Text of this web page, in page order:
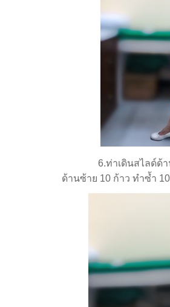
6.ท่าเดินสไลด์ด้านข้า
ด้านซ้าย 10 ก้าว ทำซ้ำ